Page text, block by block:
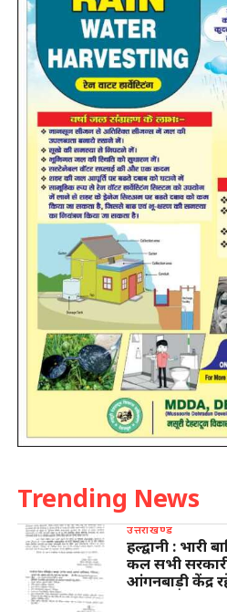
Trending News
उत्तराखण्ड
हल्द्वानी : भारी
कल सभी
आंगनबाड़ी केंद्र